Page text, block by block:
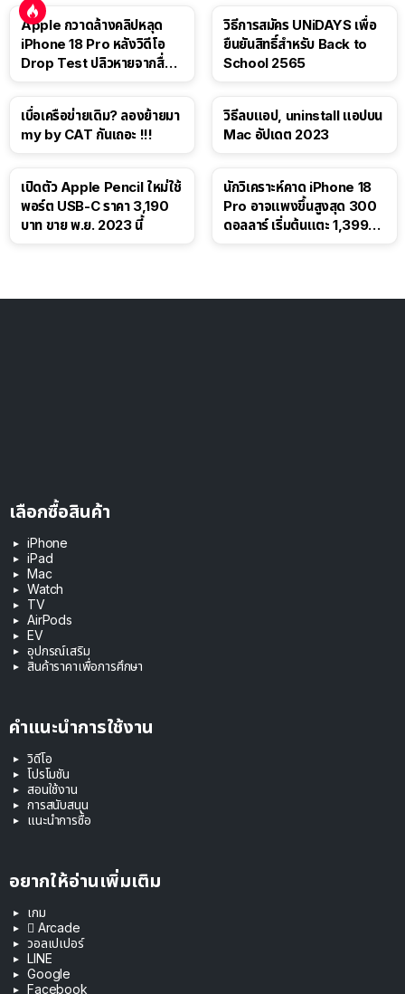
Apple กวาดล้างคลิปหลุด
iPhone 18 Pro หลังวิดีโอ
Drop Test ปลิวหายจากสื่อ
วิธีการสมัคร UNiDAYS เพื่อ
ยืนยันสิทธิ์สำหรับ Back to
School 2565
เบื่อเครือข่ายเดิม? ลองย้ายมา
my by CAT กันเถอะ !!!
วิธีลบแอป, uninstall แอปบน
Mac อัปเดต 2023
เปิดตัว Apple Pencil ใหม่ใช้
พอร์ต USB-C ราคา 3,190
บาท ขาย พ.ย. 2023 นี้
นักวิเคราะห์คาด iPhone 18
Pro อาจแพงขึ้นสูงสุด 300
ดอลลาร์ เริ่มต้นแตะ 1,399
เลือกซื้อสินค้า
iPhone
iPad
Mac
Watch
TV
AirPods
EV
อุปกรณ์เสริม
สินค้าราคาเพื่อการศึกษา
คำแนะนำการใช้งาน
วิดีโอ
โปรโมชัน
สอนใช้งาน
การสนับสนุน
แนะนำการซื้อ
อยากให้อ่านเพิ่มเติม
เกม
 Arcade
วอลเปเปอร์
LINE
Google
Facebook